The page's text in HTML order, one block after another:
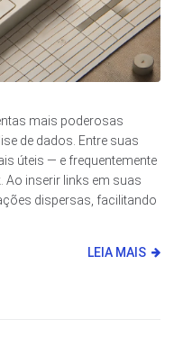
mais poderosas
de dados. Entre suas
úteis — e frequentemente
Ao inserir links em suas
dispersas, facilitando
LEIA MAIS